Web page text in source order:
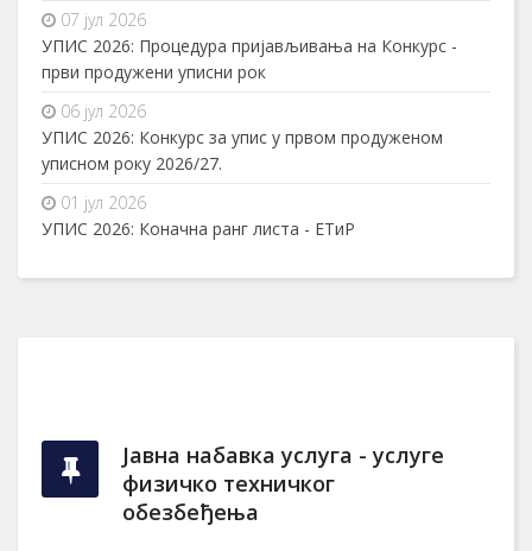
07 јул 2026
УПИС 2026: Процедура пријављивања на Конкурс -
први продужени уписни рок
06 јул 2026
УПИС 2026: Конкурс за упис у првом продуженом
уписном року 2026/27.
01 јул 2026
УПИС 2026: Коначна ранг листа - ЕТиР
Јавна набавка услуга - услуге
физичко техничког
обезбеђења